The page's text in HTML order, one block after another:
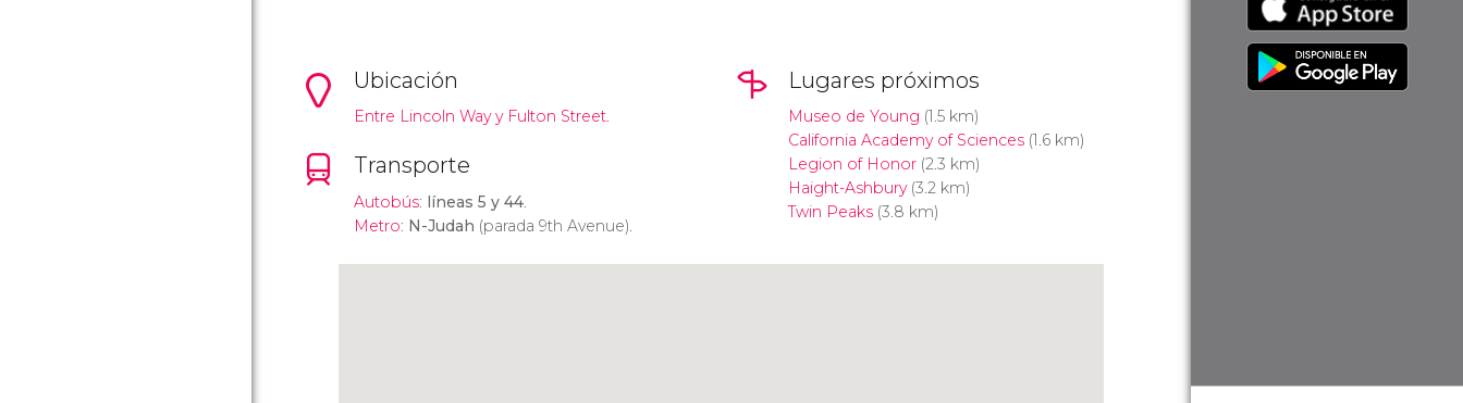
Ubicación
Entre Lincoln Way y Fulton Street.
Transporte
Autobús: líneas 5 y 44.
Metro: N-Judah (parada 9th Avenue).
Lugares próximos
Museo de Young (1.5 km)
California Academy of Sciences(1.6 km)
Legion of Honor(2.3 km)
Haight-Ashbury(3.2 km)
Twin Peaks(3.8 km)